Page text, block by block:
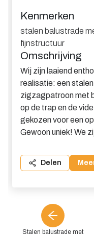
Stalen balustrade met
Kenmerken
stalen balustrade
fijnstructuur
Omschrijving
Wij zijn laaiend
realisatie: een
zigzagpatroon met
op de trap en de
gekozen voor een
Gewoon uniek! We
Delen